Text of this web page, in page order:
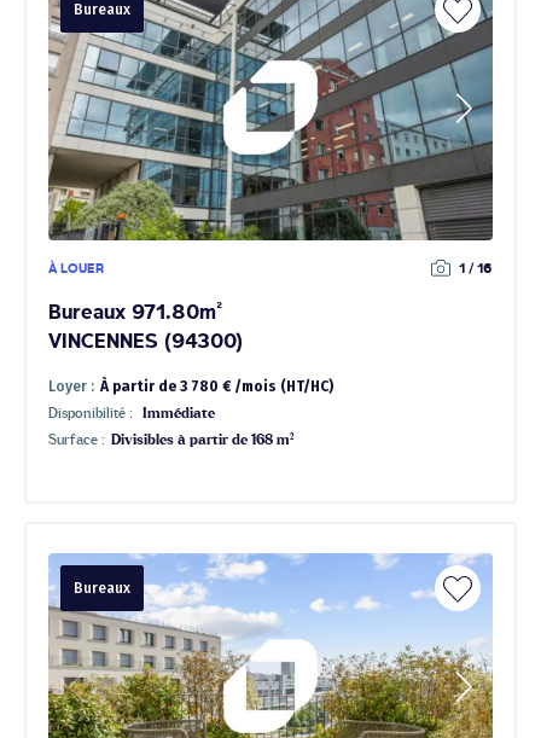
Bureaux
À LOUER 1 / 16
Bureaux 971.80m²
VINCENNES (94300)
Loyer : À partir de 3 780 € /mois (HT/HC)
Disponibilité :
Immédiate
Surface : Divisibles à partir de 168 m²
Bureaux